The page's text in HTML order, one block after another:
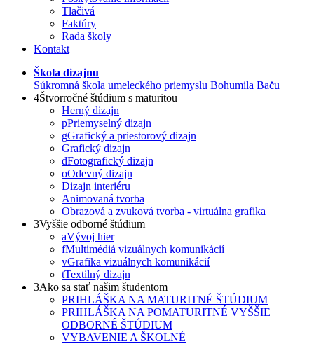
Tlačivá
Faktúry
Rada školy
Kontakt
Škola dizajnu
Súkromná škola umeleckého priemyslu Bohumila Baču
4Štvorročné štúdium s maturitou
Herný dizajn
pPriemyselný dizajn
gGrafický a priestorový dizajn
Grafický dizajn
dFotografický dizajn
oOdevný dizajn
Dizajn interiéru
Animovaná tvorba
Obrazová a zvuková tvorba - virtuálna grafika
3Vyššie odborné štúdium
aVývoj hier
fMultimédiá vizuálnych komunikácií
vGrafika vizuálnych komunikácií
tTextilný dizajn
3Ako sa stať našim študentom
PRIHLÁŠKA NA MATURITNÉ ŠTÚDIUM
PRIHLÁŠKA NA POMATURITNÉ VYŠŠIE
ODBORNÉ ŠTÚDIUM
VYBAVENIE A ŠKOLNÉ